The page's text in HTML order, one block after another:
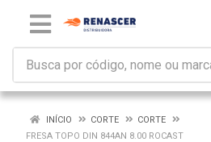
INÍCIO CORTE
CORTE
FRESA TOPO DIN 844AN 8.00 ROCAST